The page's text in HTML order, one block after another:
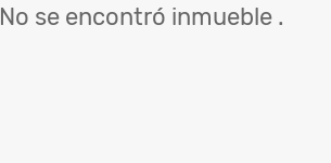
No se encontró inmueble .